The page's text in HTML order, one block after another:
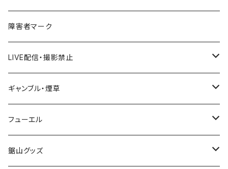
国道600～699号線
国道700～799号線
ROUTE600～699号線
ROUTE700～799号線
ROUTE 600～699号線
ROUTE 700～799号線
ROUTE 600～699号線
ROUTE 700～799号線
秋田県
Tシャツ
ステッカー
山形県
福島県
茨城県
栃木県
障害者マーク
LIVE配信・撮影禁止
LIVE配信禁止
撮影禁止
ギャンブル・煙草
ホテルキーホルダー
たばこ・禁煙ステッカー
フューエル
ステッカー
鋸山グッズ